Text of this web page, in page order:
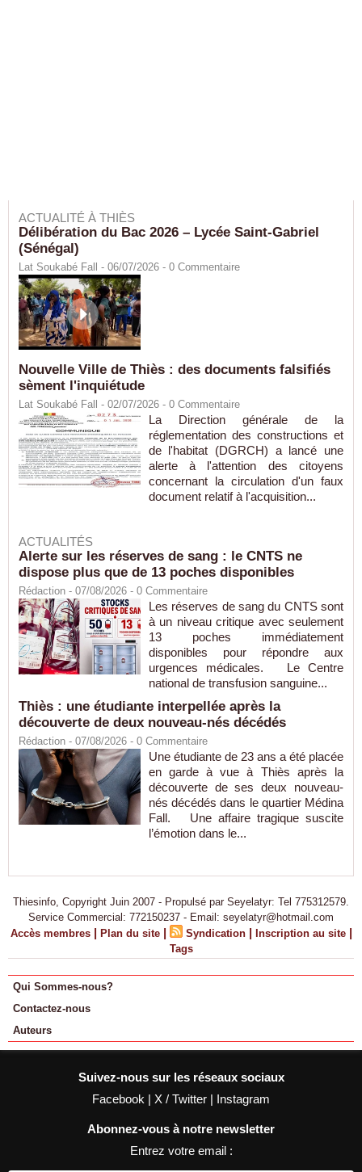
ACTUALITÉ À THIÈS
Délibération du Bac 2026 – Lycée Saint-Gabriel
(Sénégal)
Lat Soukabé Fall - 06/07/2026 - 0 Commentaire
Nouvelle Ville de Thiès : des documents falsifiés
sèment l'inquiétude
Lat Soukabé Fall - 02/07/2026 - 0 Commentaire
La Direction générale de la
réglementation des constructions et
de l'habitat (DGRCH) a lancé une
alerte à l'attention des citoyens
concernant la circulation d'un faux
document relatif à l'acquisition...
ACTUALITÉS
Alerte sur les réserves de sang : le CNTS ne
dispose plus que de 13 poches disponibles
Rédaction - 07/08/2026 - 0 Commentaire
Les réserves de sang du CNTS sont
à un niveau critique avec seulement
13 poches immédiatement
disponibles pour répondre aux
urgences médicales. Le Centre
national de transfusion sanguine...
Thiès : une étudiante interpellée après la
découverte de deux nouveau-nés décédés
Rédaction - 07/08/2026 - 0 Commentaire
Une étudiante de 23 ans a été placée
en garde à vue à Thiès après la
découverte de ses deux nouveau-
nés décédés dans le quartier Médina
Fall. Une affaire tragique suscite
l’émotion dans le...
Thiesinfo, Copyright Juin 2007 - Propulsé par Seyelatyr: Tel 775312579.
Service Commercial: 772150237 - Email: seyelatyr@hotmail.com
Accès membres | Plan du site | Syndication | Inscription au site |
Tags
Qui Sommes-nous?
Contactez-nous
Auteurs
Suivez-nous sur les réseaux sociaux
Facebook | X / Twitter | Instagram
Abonnez-vous à notre newsletter
Entrez votre email :